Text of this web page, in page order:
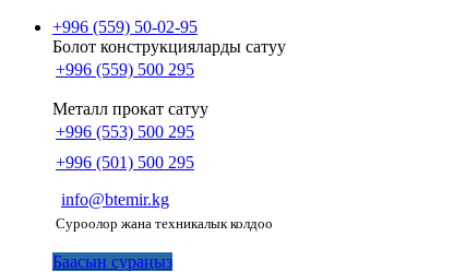
+996 (559) 50-02-95
Болот конструкцияларды сатуу
+996 (559) 500 295
Металл прокат сатуу
+996 (553) 500 295
+996 (501) 500 295
info@btemir.kg
Суроолор жана техникалык колдоо
Баасын сураңыз